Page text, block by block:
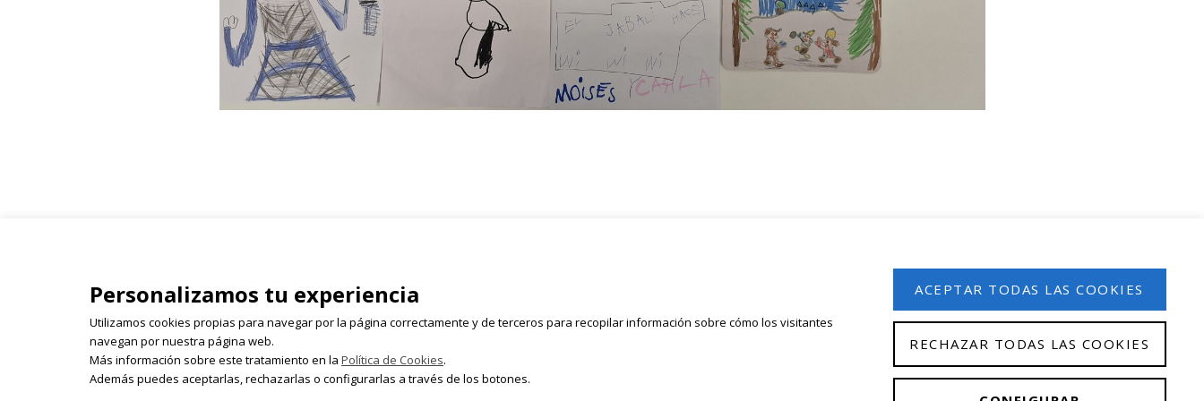
26003 Logroño
941 243 855 | 618 522 655 | 628 054 050
isabelolleta@centroisabelolleta.com
Registrate en nuestro boletín de noticias
Personalizamos tu experiencia
Utilizamos cookies propias para navegar por la página correctamente y de terceros para recopilar información sobre cómo los visitantes
navegan por nuestra página web.
Más información sobre este tratamiento en la Política de Cookies.
Además puedes aceptarlas, rechazarlas o configurarlas a través de los botones.
ACEPTAR TODAS LAS COOKIES
RECHAZAR TODAS LAS COOKIES